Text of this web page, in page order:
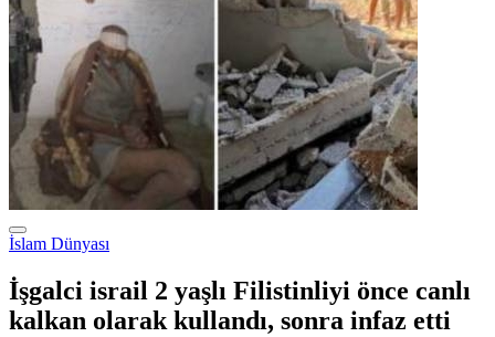
İslam Dünyası
İşgalci israil 2 yaşlı Filistinliyi önce canlı
kalkan olarak kullandı, sonra infaz etti